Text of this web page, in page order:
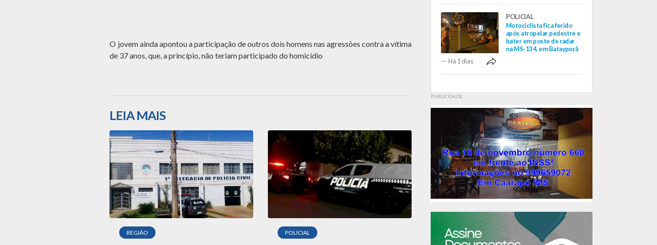
O jovem ainda apontou a participação de outros dois homens nas agressões contra a vítima
de 37 anos, que, a princípio, não teriam participado do homicídio
LEIA MAIS
REGIÃO POLICIAL
POLICIAL
Motociclista fica ferido
após atropelar pedestre e
bater em poste de radar
na MS-134, em Batayporã
Há 1 dias
PUBLICIDADE